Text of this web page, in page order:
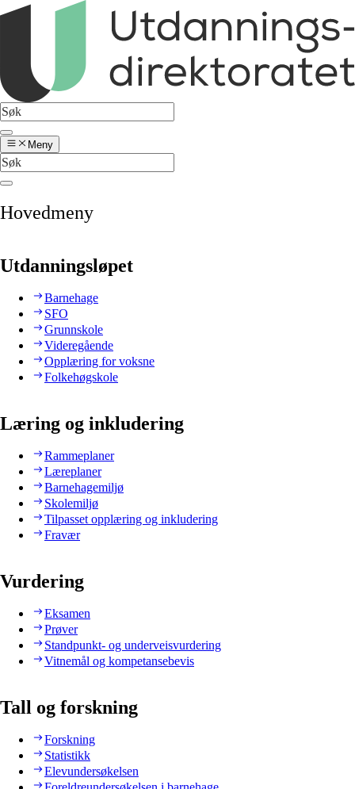
Meny
Hovedmeny
Utdanningsløpet
Barnehage
SFO
Grunnskole
Videregående
Opplæring for voksne
Folkehøgskole
Læring og inkludering
Rammeplaner
Læreplaner
Barnehagemiljø
Skolemiljø
Tilpasset opplæring og inkludering
Fravær
Vurdering
Eksamen
Prøver
Standpunkt- og underveisvurdering
Vitnemål og kompetansebevis
Tall og forskning
Forskning
Statistikk
Elevundersøkelsen